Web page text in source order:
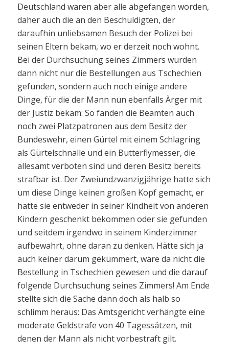
Deutschland waren aber alle abgefangen worden,
daher auch die an den Beschuldigten, der
daraufhin unliebsamen Besuch der Polizei bei
seinen Eltern bekam, wo er derzeit noch wohnt.
Bei der Durchsuchung seines Zimmers wurden
dann nicht nur die Bestellungen aus Tschechien
gefunden, sondern auch noch einige andere
Dinge, für die der Mann nun ebenfalls Ärger mit
der Justiz bekam: So fanden die Beamten auch
noch zwei Platzpatronen aus dem Besitz der
Bundeswehr, einen Gürtel mit einem Schlagring
als Gürtelschnalle und ein Butterflymesser, die
allesamt verboten sind und deren Besitz bereits
strafbar ist. Der Zweiundzwanzigjährige hatte sich
um diese Dinge keinen großen Kopf gemacht, er
hatte sie entweder in seiner Kindheit von anderen
Kindern geschenkt bekommen oder sie gefunden
und seitdem irgendwo in seinem Kinderzimmer
aufbewahrt, ohne daran zu denken. Hätte sich ja
auch keiner darum gekümmert, wäre da nicht die
Bestellung in Tschechien gewesen und die darauf
folgende Durchsuchung seines Zimmers! Am Ende
stellte sich die Sache dann doch als halb so
schlimm heraus: Das Amtsgericht verhängte eine
moderate Geldstrafe von 40 Tagessätzen, mit
denen der Mann als nicht vorbestraft gilt.